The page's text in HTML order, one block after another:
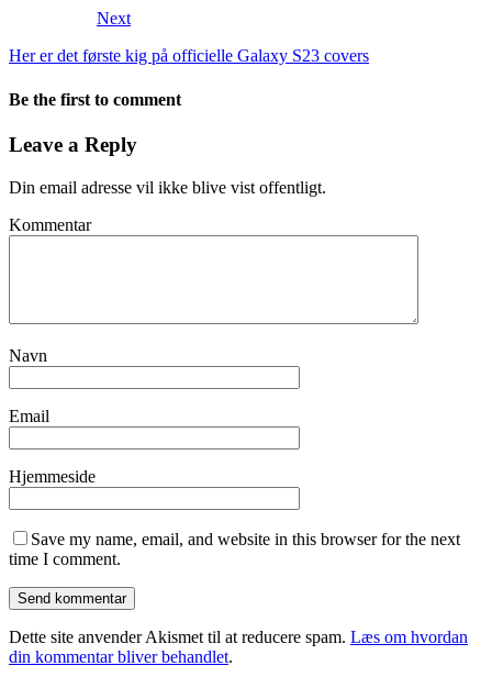
Next
Her er det første kig på officielle Galaxy S23 covers
Be the first to comment
Leave a Reply
Din email adresse vil ikke blive vist offentligt.
Kommentar
Navn
Email
Hjemmeside
Save my name, email, and website in this browser for the next
time I comment.
Dette site anvender Akismet til at reducere spam. Læs om hvordan
din kommentar bliver behandlet.